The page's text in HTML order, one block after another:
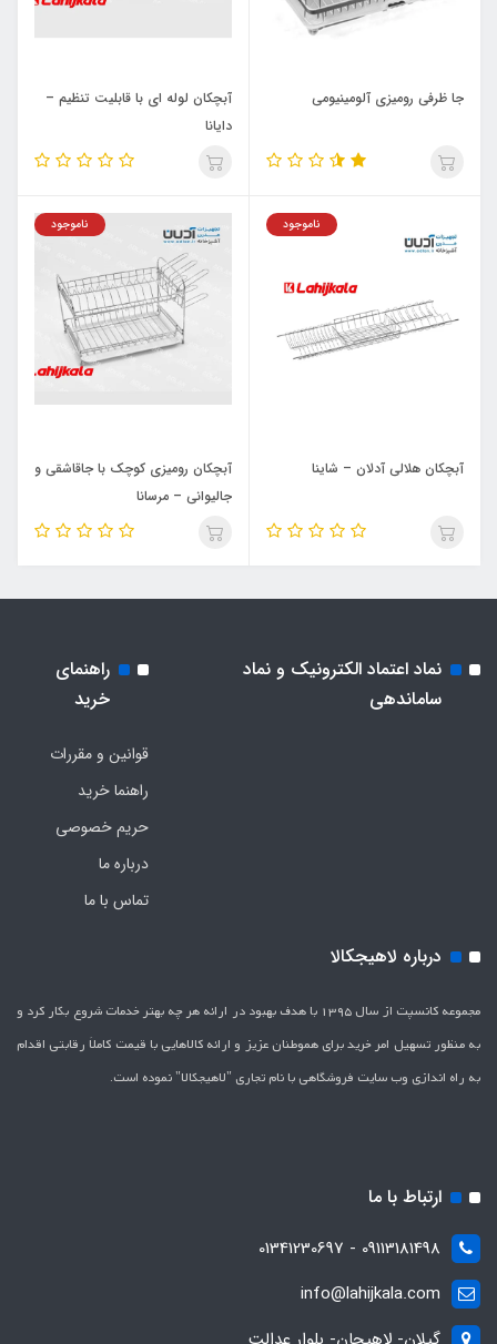
جا ظرفی رومیزی آلومینیومی
آبچکان لوله ای با قابلیت تنظیم –
دایانا
ناموجود
آبچکان هلالی آدلان – شاینا
ناموجود
آبچکان رومیزی کوچک با جاقاشقی و
جالیوانی – مرسانا
نماد اعتماد الکترونیک و نماد
ساماندهی
راهنمای
خرید
قوانین و مقررات
راهنما خرید
حریم خصوصی
درباره ما
تماس با ما
درباره لاهیجکالا
مجموعه کانسپت از سال 1395 با هدف بهبود در ارائه هر چه بهتر خدمات شروع بکار کرد و
به منظور تسهیل امر خرید برای هموطنان عزیز و ارائه کالاهایی با قیمت کاملاَ رقابتی اقدام
به راه اندازی وب سایت فروشگاهی با نام تجاری "لاهیج­کالا" نموده است.
ارتباط با ما
09113181498 - 01341230697
info@lahijkala.com